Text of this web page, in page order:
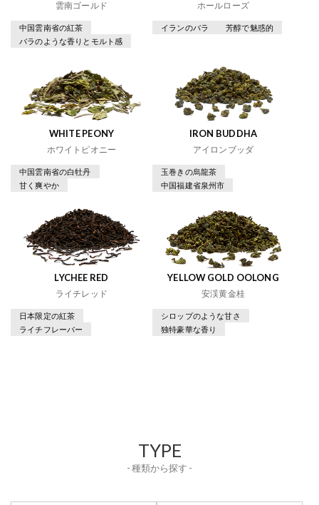
雲南ゴールド
中国雲南省の紅茶
バラのような香りとモルト感
ホールローズ
イランのバラ 芳醇で魅惑的
WHITE PEONY
ホワイトピオニー
中国雲南省の白牡丹
甘く爽やか
IRON BUDDHA
アイロンブッダ
玉巻きの烏龍茶
中国福建省泉州市
LYCHEE RED
ライチレッド
日本限定の紅茶
ライチフレーバー
YELLOW GOLD OOLONG
安渓黄金桂
シロップのような甘さ
独特豪華な香り
TYPE
- 種類から探す -